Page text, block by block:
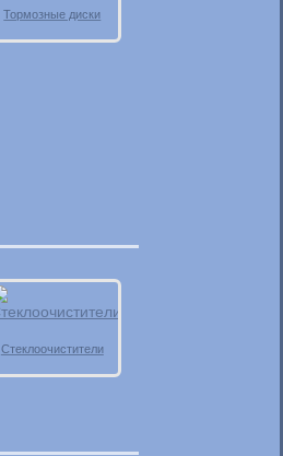
Тормозные диски
Стеклоочистители